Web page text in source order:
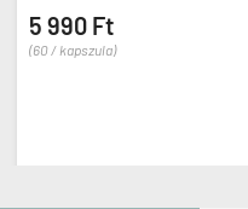
5 990 Ft
(60 / kapszula)